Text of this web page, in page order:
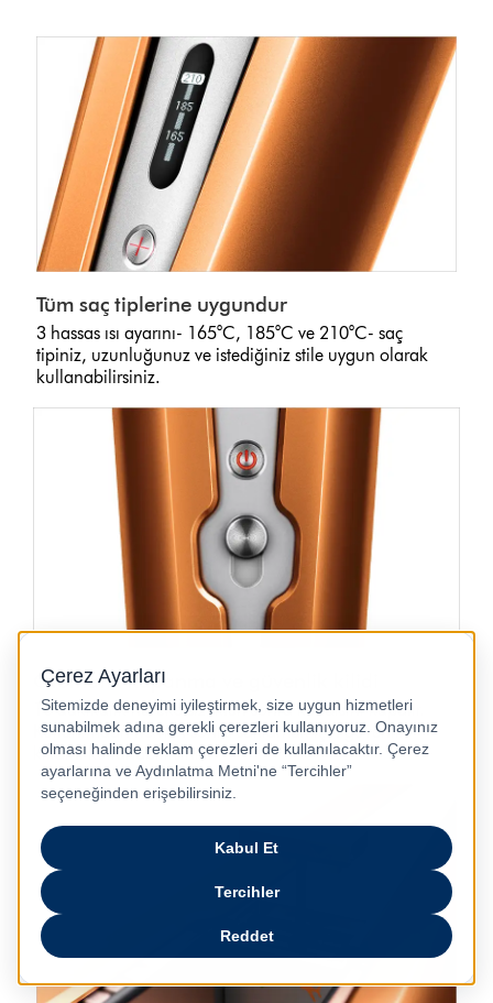
Tüm saç tiplerine uygundur
3 hassas ısı ayarını- 165°C, 185°C ve 210°C- saç
tipiniz, uzunluğunuz ve istediğiniz stile uygun olarak
kullanabilirsiniz.
Otomatik kapanma ve güvenlik kilidi
10 dakikalık hareketsizlikten sonra kendisini kapatır.
Kullanımdan hemen sonra saklamak için güvenlik
kilidini kullanabilirsiniz.